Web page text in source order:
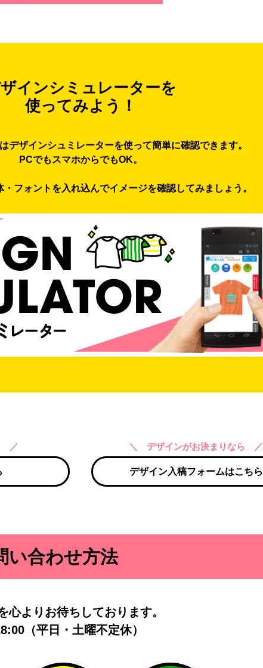
インシミュレーターを
使ってみよう！
デザインシュミレーターを使って簡単に確認できます。
PCでもスマホからでもOK。
フォントを入れ込んでイメージを確認してみましょう。
／ ＼ デザインがお決まりなら ／
デザイン入稿フォームはこちら
い合わせ方法
心よりお待ちしております。
（平日・土曜不定休）